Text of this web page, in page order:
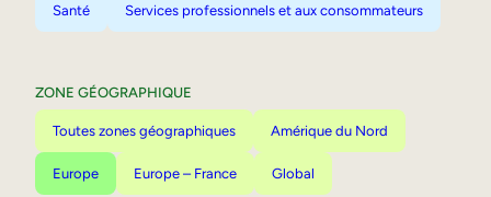
Santé Services professionnels et aux consommateurs
ZONE GÉOGRAPHIQUE
Toutes zones géographiques Amérique du Nord
Europe Europe – France Global